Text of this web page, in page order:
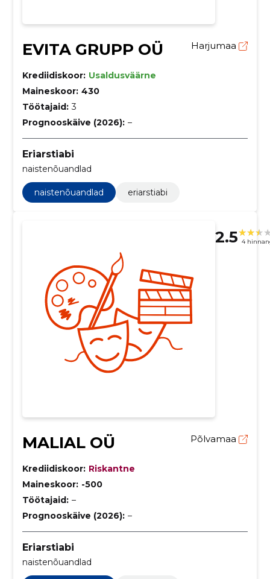
EVITA GRUPP OÜ Harjumaa
Krediidiskoor: Usaldusväärne
Maineskoor: 430
Töötajaid: 3
Prognooskäive (2026): –
Eriarstiabi
naistenõuandlad
naistenõuandlad eriarstiabi
2.5 4
MALIAL OÜ Põlvamaa
Krediidiskoor: Riskantne
Maineskoor: -500
Töötajaid: –
Prognooskäive (2026): –
Eriarstiabi
naistenõuandlad